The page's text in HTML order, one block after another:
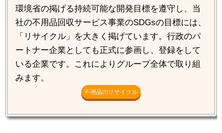
環境省の掲げる持続可能な開発目標を遵守し、当
社の不用品回収サービス事業のSDGsの目標には、
「リサイクル」を大きく掲げています。行政のパ
ートナー企業としても正式に参画し、登録をして
いる企業です。これによりグループ全体で取り組
みます。
不用品のリサイクル